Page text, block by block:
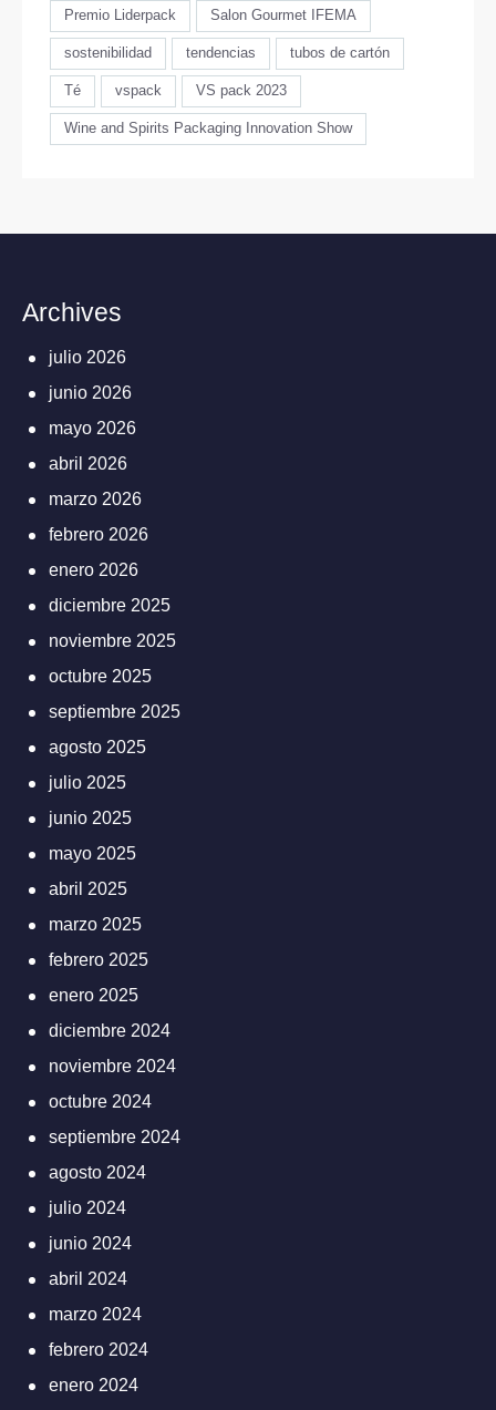
Premio Liderpack Salon Gourmet IFEMA
sostenibilidad tendencias tubos de cartón
Té vspack VS pack 2023
Wine and Spirits Packaging Innovation Show
Archives
julio 2026
junio 2026
mayo 2026
abril 2026
marzo 2026
febrero 2026
enero 2026
diciembre 2025
noviembre 2025
octubre 2025
septiembre 2025
agosto 2025
julio 2025
junio 2025
mayo 2025
abril 2025
marzo 2025
febrero 2025
enero 2025
diciembre 2024
noviembre 2024
octubre 2024
septiembre 2024
agosto 2024
julio 2024
junio 2024
abril 2024
marzo 2024
febrero 2024
enero 2024